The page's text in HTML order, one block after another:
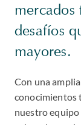
mercados
desafíos
mayores.
Con una
conocimientos
nuestro